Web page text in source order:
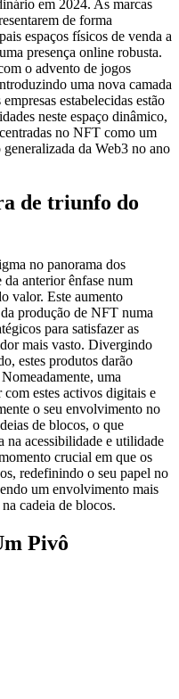
em 2024. As marcas
de forma
espaços físicos de venda a
presença online robusta.
o advento de jogos
uma nova camada
estabelecidas estão
neste espaço dinâmico,
no NFT como um
da Web3 no ano
de triunfo do
no panorama dos
anterior ênfase num
valor. Este aumento
produção de NFT numa
para satisfazer as
mais vasto. Divergindo
estes produtos darão
uma
estes activos digitais e
o seu envolvimento no
de blocos, o que
na acessibilidade e utilidade
crucial em que os
redefinindo o seu papel no
um envolvimento mais
cadeia de blocos.
Pivô